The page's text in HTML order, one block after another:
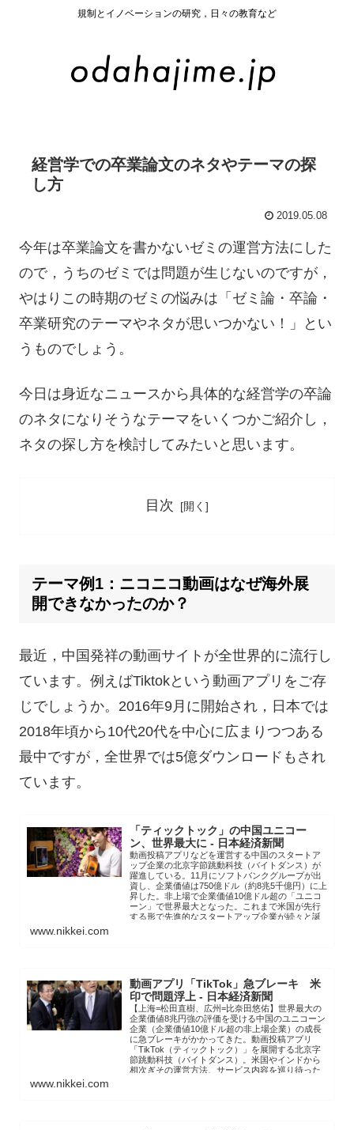
規制とイノベーションの研究，日々の教育など
経営学での卒業論文のネタやテーマの探
し方
2019.05.08
今年は卒業論文を書かないゼミの運営方法にした
ので，うちのゼミでは問題が生じないのですが，
やはりこの時期のゼミの悩みは「ゼミ論・卒論・
卒業研究のテーマやネタが思いつかない！」とい
うものでしょう。
今日は身近なニュースから具体的な経営学の卒論
のネタになりそうなテーマをいくつかご紹介し，
ネタの探し方を検討してみたいと思います。
目次
テーマ例1：ニコニコ動画はなぜ海外展
開できなかったのか？
最近，中国発祥の動画サイトが全世界的に流行し
ています。例えばTiktokという動画アプリをご存
じでしょうか。2016年9月に開始され，日本では
2018年頃から10代20代を中心に広まりつつある
最中ですが，全世界では5億ダウンロードもされ
ています。
「ティックトック」の中国ユニコー
ン、世界最大に - 日本経済新聞
動画投稿アプリなどを運営する中国のスタートア
ップ企業の北京字節跳動科技（バイトダンス）が
躍進している。11月にソフトバンクグループが出
資し、企業価値は750億ドル（約8兆5千億円）に上
昇した。非上場で企業価値10億ドル超の「ユニコ
ーン」で世界最大となった。これまで米国が先行
する形で先進的なスタートアップ企業が続々と誕
www.nikkei.com
動画アプリ「TikTok」急ブレーキ 米
印で問題浮上 - 日本経済新聞
【上海=松田直樹、広州=比奈田悠佑】世界最大の
企業価値8兆円強の評価を受ける中国のユニコーン
企業（企業価値10億ドル超の非上場企業）の成長
に急ブレーキがかかってきた。動画投稿アプリ
「TikTok（ティックトック）」を展開する北京字
節跳動科技（バイトダンス）。米国やインドから
相次ぎその運営方法、サービス内容を巡り待った
www.nikkei.com